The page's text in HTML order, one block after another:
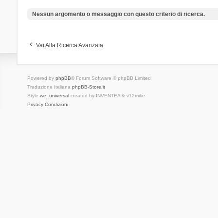
Nessun argomento o messaggio con questo criterio di ricerca.
Vai Alla Ricerca Avanzata
Powered by phpBB® Forum Software © phpBB Limited
Traduzione Italiana phpBB-Store.it
Style we_universalcreated by INVENTEA & v12mike
Privacy Condizioni